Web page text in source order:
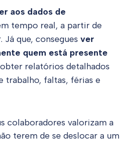
aos dados de
tempo real, a partir de
Já que, consegues ver
quem está presente
relatórios detalhados
trabalho, faltas, férias e
colaboradores valorizam a
terem de se deslocar a um